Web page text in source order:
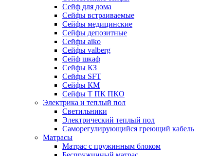
Cейф для дома
Сейфы встраиваемые
Сейфы медицинские
Сейфы депозитные
Сейфы aiko
Сейфы valberg
Сейф шкаф
Сейфы КЗ
Сейфы SFT
Сейфы КМ
Сейфы Т ПК ПКО
Электрика и теплый пол
Светильники
Электрический теплый пол
Саморегулирующийся греющий кабель
Матрасы
Матрас с пружинным блоком